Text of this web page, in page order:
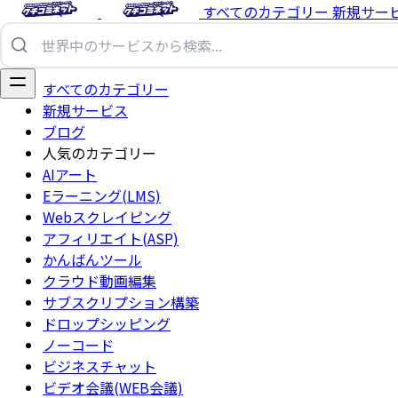
すべてのカテゴリー 新規サー
すべてのカテゴリー
新規サービス
ブログ
人気のカテゴリー
AIアート
Eラーニング(LMS)
Webスクレイピング
アフィリエイト(ASP)
かんばんツール
クラウド動画編集
サブスクリプション構築
ドロップシッピング
ノーコード
ビジネスチャット
ビデオ会議(WEB会議)